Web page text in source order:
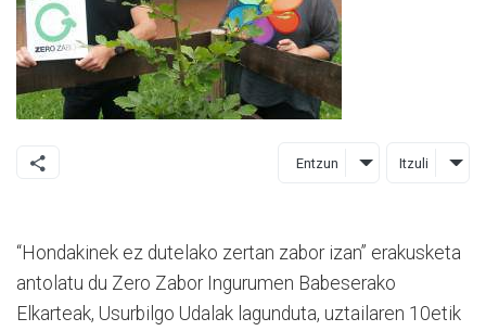
Entzun Itzuli
“Hondakinek ez dutelako zertan zabor izan” erakusketa
antolatu du Zero Zabor Ingurumen Babeserako
Elkarteak, Usurbilgo Udalak lagunduta, uztailaren 10etik